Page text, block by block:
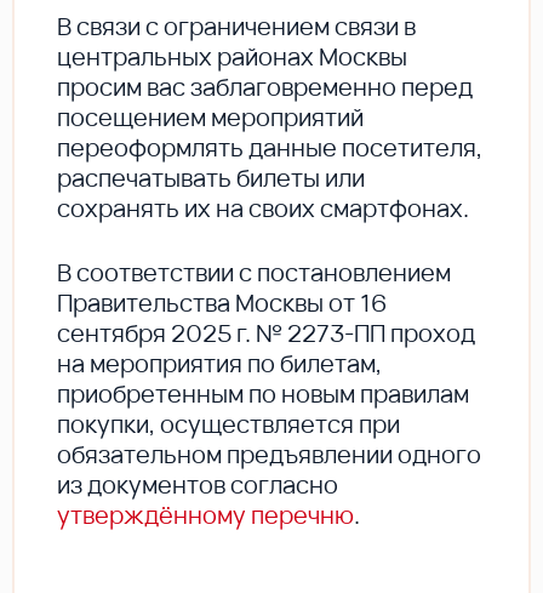
В cвязи с ограничением связи в
центральных районах Москвы
просим вас заблаговременно перед
посещением мероприятий
переоформлять данные посетителя,
распечатывать билеты или
сохранять их на своих смартфонах.
В соответствии с постановлением
Правительства Москвы от 16
сентября 2025 г. № 2273-ПП проход
на мероприятия по билетам,
приобретенным по новым правилам
покупки, осуществляется при
обязательном предъявлении одного
из документов согласно
утверждённому перечню.